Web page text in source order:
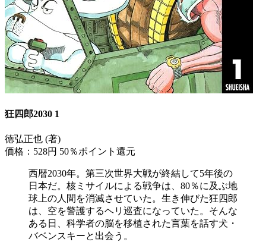
狂四郎2030 1
徳弘正也 (著)
価格：528円 50％ポイント還元
西暦2030年。第三次世界大戦が終結して5年後の
日本だ。核ミサイルによる戦争は、80％に及ぶ地
球上の人間を消滅させていた。生き伸びた狂四郎
は、空を警護するヘリ巡査になっていた。そんな
ある日、科学者の脳を移植された言葉を話す犬・
バベンスキーと出会う。